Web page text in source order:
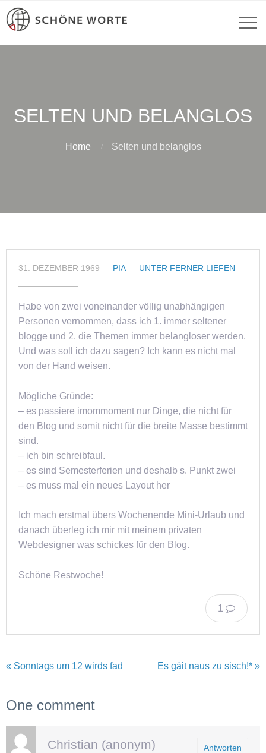
SELTEN UND BELANGLOS
Home Selten und belanglos
31. DEZEMBER 1969 PIA UNTER FERNER LIEFEN
Habe von zwei voneinander völlig unabhängigen
Personen vernommen, dass ich 1. immer seltener
blogge und 2. die Themen immer belangloser werden.
Und was soll ich dazu sagen? Ich kann es nicht mal
von der Hand weisen.
Mögliche Gründe:
– es passiere imommoment nur Dinge, die nicht für
den Blog und somit nicht für die breite Masse bestimmt
sind.
– ich bin schreibfaul.
– es sind Semesterferien und deshalb s. Punkt zwei
– es muss mal ein neues Layout her
Ich mach erstmal übers Wochenende Mini-Urlaub und
danach überleg ich mir mit meinem privaten
Webdesigner was schickes für den Blog.
Schöne Restwoche!
1
« Sonntags um 12 wirds fad Es gäit naus zu sisch!* »
One comment
Antworten
Christian (anonym)